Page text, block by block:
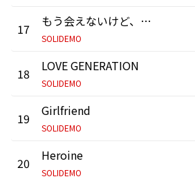
17 もう会えないけど、平気ですか?～Our days～
SOLIDEMO
18 LOVE GENERATION
SOLIDEMO
19 Girlfriend
SOLIDEMO
20 Heroine
SOLIDEMO